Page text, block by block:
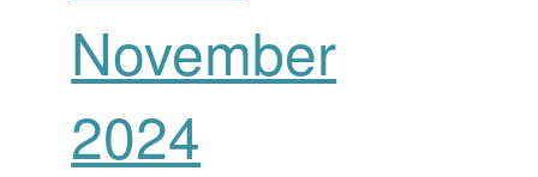
November
2024